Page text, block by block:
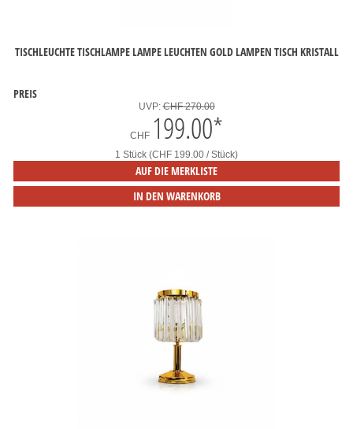
TISCHLEUCHTE TISCHLAMPE LAMPE LEUCHTEN GOLD LAMPEN TISCH KRISTALL
PREIS
UVP:CHF 270.00
CHF 199.00*
1 Stück (CHF 199.00 / Stück)
AUF DIE MERKLISTE
IN DEN WARENKORB